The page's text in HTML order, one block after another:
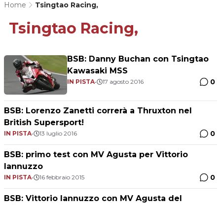
Home Tsingtao Racing,
Tsingtao Racing,
BSB: Danny Buchan con Tsingtao
Kawasaki MSS
IN PISTA• 17 agosto 2016 0
BSB: Lorenzo Zanetti correrà a Thruxton nel
British Supersport!
IN PISTA• 13 luglio 2016 0
BSB: primo test con MV Agusta per Vittorio
Iannuzzo
IN PISTA• 16 febbraio 2015 0
BSB: Vittorio Iannuzzo con MV Agusta del